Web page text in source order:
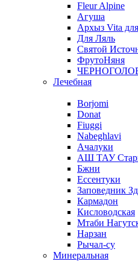
Fleur Alpine
Агуша
Архыз Vita
Для Ляль
Святой
ФрутоНяня
Лечебная
Borjomi
Donat
Fiuggi
Nabeghlavi
Ачалуки
АШ ТАУ
Бжни
Ессентуки
Заповедник
Кармадон
Кисловодская
Мтаби
Нарзан
Рычал-су
Минеральная